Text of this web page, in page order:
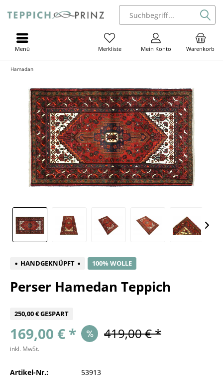
Warenkorb
Mein Konto
Merkliste
Menü
Hamadan
HANDGEKNÜPFT 100% WOLLE
Perser Hamedan Teppich
250,00 € GESPART
169,00 € * 419,00 € *
inkl. MwSt.
Artikel-Nr.:
53913